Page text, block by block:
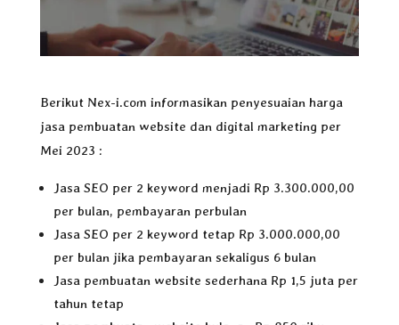
Berikut Nex-i.com informasikan penyesuaian harga
jasa pembuatan website dan digital marketing per
Mei 2023 :
Jasa SEO per 2 keyword menjadi Rp 3.300.000,00
per bulan, pembayaran perbulan
Jasa SEO per 2 keyword tetap Rp 3.000.000,00
per bulan jika pembayaran sekaligus 6 bulan
Jasa pembuatan website sederhana Rp 1,5 juta per
tahun tetap